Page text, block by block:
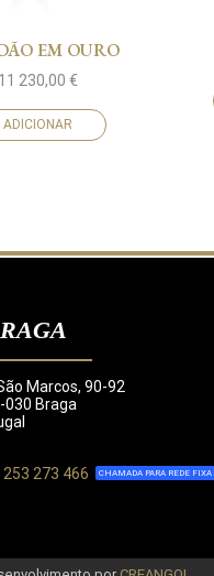
EM OURO
11 230,00 €
ADICIONAR
Marcos, 90-92
030 Braga
273 466 CHAMADA PARA REDE